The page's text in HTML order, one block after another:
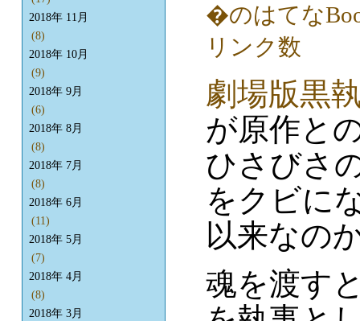
劇場版黒
が原作と
ひさびさ
をクビに
以来なの
魂を渡す
2018年 11月
(8)
2018年 10月
(9)
2018年 9月
(6)
2018年 8月
(8)
2018年 7月
(8)
2018年 6月
(11)
2018年 5月
(7)
2018年 4月
(8)
2018年 3月